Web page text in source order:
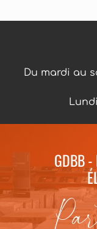
Du mardi au
GDBB -